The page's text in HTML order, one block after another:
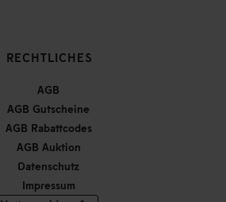
RECHTLICHES
AGB
AGB Gutscheine
AGB Rabattcodes
AGB Auktion
Datenschutz
Impressum